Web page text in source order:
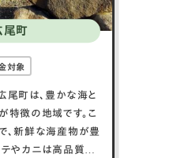
尾町
対象
尾町は、豊かな海と
特徴の地域です。こ
、新鮮な海産物が豊
やカニは高品質で